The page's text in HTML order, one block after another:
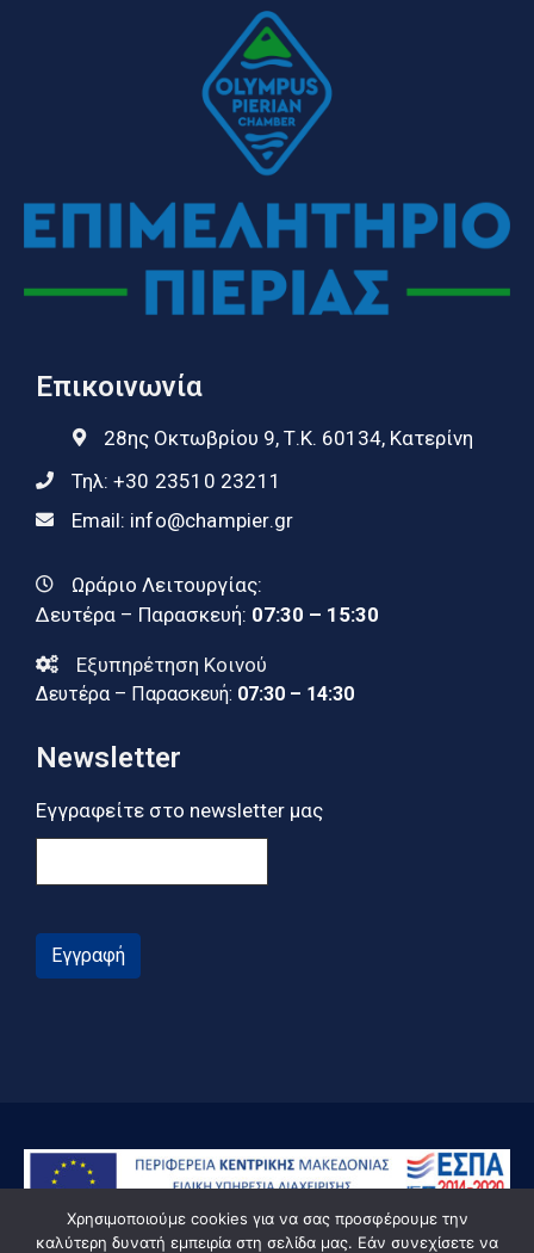
Επικοινωνία
28ης Οκτωβρίου 9, Τ.Κ. 60134, Κατερίνη
Τηλ: +30 23510 23211
Email: info@champier.gr
Ωράριο Λειτουργίας:
Δευτέρα – Παρασκευή: 07:30 – 15:30
Εξυπηρέτηση Κοινού
Δευτέρα – Παρασκευή: 07:30 – 14:30
Newsletter
Εγγραφείτε στο newsletter μας
Εγγραφή
Χρησιμοποιούμε cookies για να σας προσφέρουμε την
καλύτερη δυνατή εμπειρία στη σελίδα μας. Εάν συνεχίσετε να